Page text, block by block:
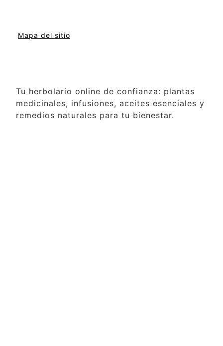
Mapa del sitio
Tu herbolario online de confianza: plantas
medicinales, infusiones, aceites esenciales y
remedios naturales para tu bienestar.